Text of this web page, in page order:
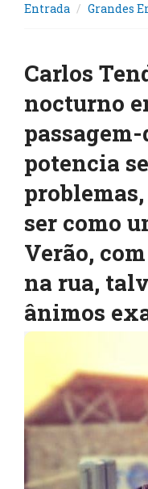
Entrada Grandes
Carlos
nocturno
potencia
ser como
Verão,
na rua,
ânimos